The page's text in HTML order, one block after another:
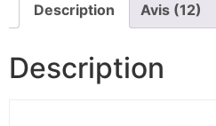
Description Avis (12)
Description